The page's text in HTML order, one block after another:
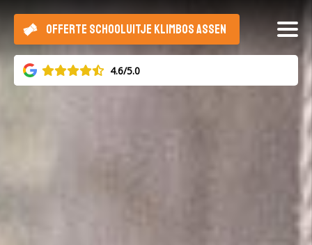
4.6/5.0
OFFERTE SCHOOLUITJE KLIMBOS ASSEN